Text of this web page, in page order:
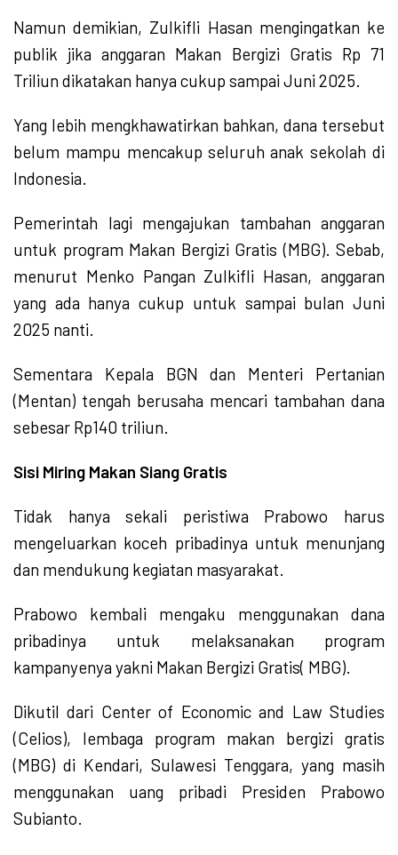
Namun demikian, Zulkifli Hasan mengingatkan ke
publik jika anggaran Makan Bergizi Gratis Rp 71
Triliun dikatakan hanya cukup sampai Juni 2025.
Yang lebih mengkhawatirkan bahkan, dana tersebut
belum mampu mencakup seluruh anak sekolah di
Indonesia.
Pemerintah lagi mengajukan tambahan anggaran
untuk program Makan Bergizi Gratis (MBG). Sebab,
menurut Menko Pangan Zulkifli Hasan, anggaran
yang ada hanya cukup untuk sampai bulan Juni
2025 nanti.
Sementara Kepala BGN dan Menteri Pertanian
(Mentan) tengah berusaha mencari tambahan dana
sebesar Rp140 triliun.
Sisi Miring Makan Siang Gratis
Tidak hanya sekali peristiwa Prabowo harus
mengeluarkan koceh pribadinya untuk menunjang
dan mendukung kegiatan masyarakat.
Prabowo kembali mengaku menggunakan dana
pribadinya untuk melaksanakan program
kampanyenya yakni Makan Bergizi Gratis( MBG).
Dikutil dari Center of Economic and Law Studies
(Celios), lembaga program makan bergizi gratis
(MBG) di Kendari, Sulawesi Tenggara, yang masih
menggunakan uang pribadi Presiden Prabowo
Subianto.